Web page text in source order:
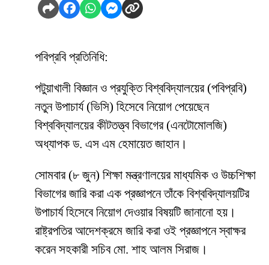
পবিপ্রবি প্রতিনিধি:
পটুয়াখালী বিজ্ঞান ও প্রযুক্তি বিশ্ববিদ্যালয়ের (পবিপ্রবি)
নতুন উপাচার্য (ভিসি) হিসেবে নিয়োগ পেয়েছেন
বিশ্ববিদ্যালয়ের কীটতত্ত্ব বিভাগের (এনটোমোলজি)
অধ্যাপক ড. এস এম হেমায়েত জাহান।
সোমবার (৮ জুন) শিক্ষা মন্ত্রণালয়ের মাধ্যমিক ও উচ্চশিক্ষা
বিভাগের জারি করা এক প্রজ্ঞাপনে তাঁকে বিশ্ববিদ্যালয়টির
উপাচার্য হিসেবে নিয়োগ দেওয়ার বিষয়টি জানানো হয়।
রাষ্ট্রপতির আদেশক্রমে জারি করা ওই প্রজ্ঞাপনে স্বাক্ষর
করেন সহকারী সচিব মো. শাহ আলম সিরাজ।